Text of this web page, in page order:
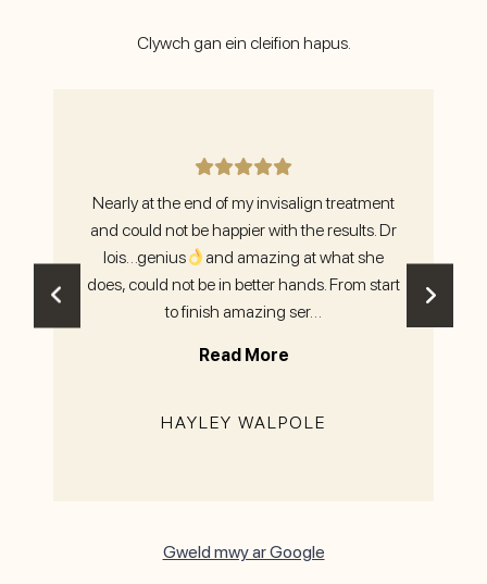
Clywch gan ein cleifion hapus.
Nearly at the end of my invisalign treatment
and could not be happier with the results. Dr
lois…genius
and amazing at what she
does, could not be in better hands. From start
to finish amazing ser…
Read More
HAYLEY WALPOLE
Gweld mwy ar Google